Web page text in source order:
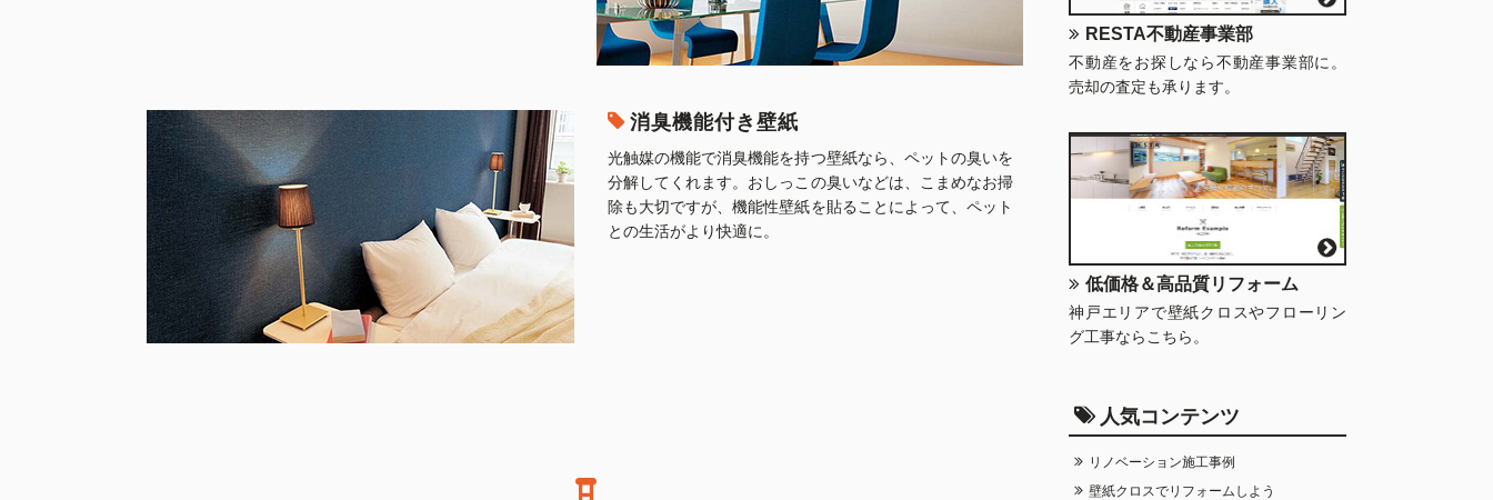
消臭機能付き壁紙
光触媒の機能で消臭機能を持つ壁紙なら、ペットの臭いを
分解してくれます。おしっこの臭いなどは、こまめなお掃
除も大切ですが、機能性壁紙を貼ることによって、ペット
との生活がより快適に。
施工実績を更新しました。
RESTA不動産事業部
不動産をお探しなら不動産事業部に。
売却の査定も承ります。
低価格＆高品質リフォーム
神戸エリアで壁紙クロスやフローリン
グ工事ならこちら。
人気コンテンツ
リノベーション施工事例
壁紙クロスでリフォームしよう